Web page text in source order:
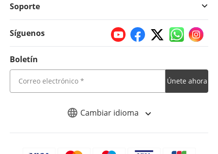
Cambiar idioma
Soporte
Síguenos
Boletín
Únete ahora